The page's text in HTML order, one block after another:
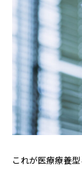
これが医療療養